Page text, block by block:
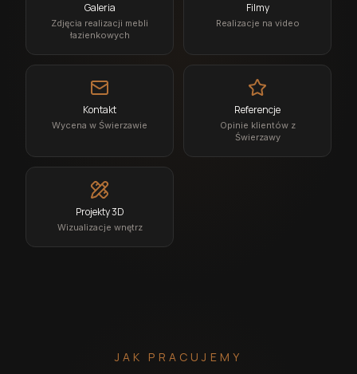
Galeria
Zdjęcia realizacji mebli
łazienkowych
Filmy
Realizacje na video
Kontakt
Wycena w Świerzawie
Referencje
Opinie klientów z
Świerzawy
Projekty 3D
Wizualizacje wnętrz
JAK PRACUJEMY